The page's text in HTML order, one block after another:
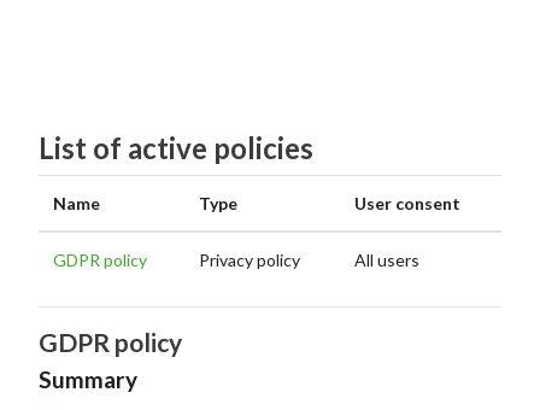
List of active policies
Name Type User consent
GDPR policy Privacy policy All users
GDPR policy
Summary